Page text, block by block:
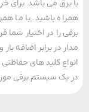
می باشد. برای خرید
باشید. با ما همراه
را در اختیار شما قرار
در برابر اضافه ‌بار و
کلید های حفاظتی
سیستم برقی مورد